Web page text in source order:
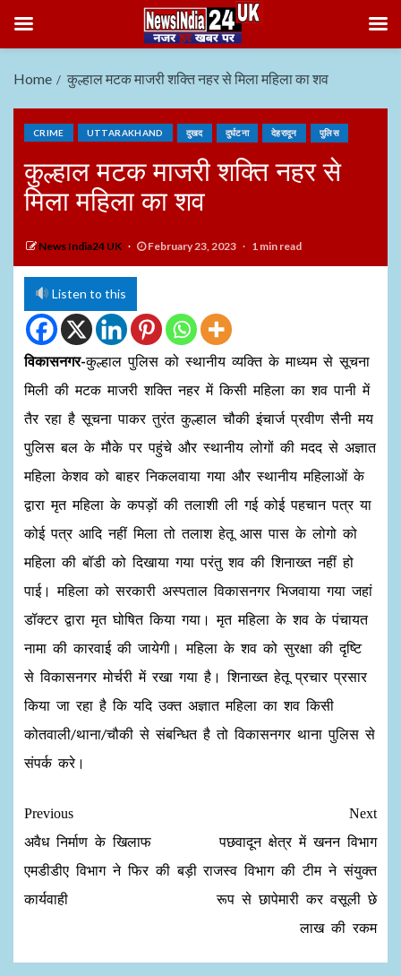
Home कुल्हाल मटक माजरी शक्ति नहर से मिला महिला का शव
CRIME UTTARAKHAND दुखद दुर्घटना देहरादून पुलिस
कुल्हाल मटक माजरी शक्ति नहर से
मिला महिला का शव
News India24 UK February 23, 2023 1 min read
Listen to this
विकासनगर-कुल्हाल पुलिस को स्थानीय व्यक्ति के माध्यम से सूचना
मिली की मटक माजरी शक्ति नहर में किसी महिला का शव पानी में
तैर रहा है सूचना पाकर तुरंत कुल्हाल चौकी इंचार्ज प्रवीण सैनी मय
पुलिस बल के मौके पर पहुंचे और स्थानीय लोगों की मदद से अज्ञात
महिला केशव को बाहर निकलवाया गया और स्थानीय महिलाओं के
द्वारा मृत महिला के कपड़ों की तलाशी ली गई कोई पहचान पत्र या
कोई पत्र आदि नहीं मिला तो तलाश हेतू आस पास के लोगो को
महिला की बॉडी को दिखाया गया परंतु शव की शिनाख्त नहीं हो
पाई। महिला को सरकारी अस्पताल विकासनगर भिजवाया गया जहां
डॉक्टर द्वारा मृत घोषित किया गया। मृत महिला के शव के पंचायत
नामा की कारवाई की जायेगी। महिला के शव को सुरक्षा की दृष्टि
से विकासनगर मोर्चरी में रखा गया है। शिनाख्त हेतू प्रचार प्रसार
किया जा रहा है कि यदि उक्त अज्ञात महिला का शव किसी
कोतवाली/थाना/चौकी से संबन्धित है तो विकासनगर थाना पुलिस से
संपर्क करे।
Previous
अवैध निर्माण के खिलाफ
एमडीडीए विभाग ने फिर की बड़ी
कार्यवाही
Next
पछवादून क्षेत्र में खनन विभाग
राजस्व विभाग की टीम ने संयुक्त
रूप से छापेमारी कर वसूली छे
लाख की रकम